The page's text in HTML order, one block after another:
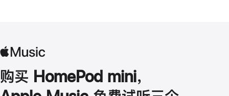
购买 HomePod mini，